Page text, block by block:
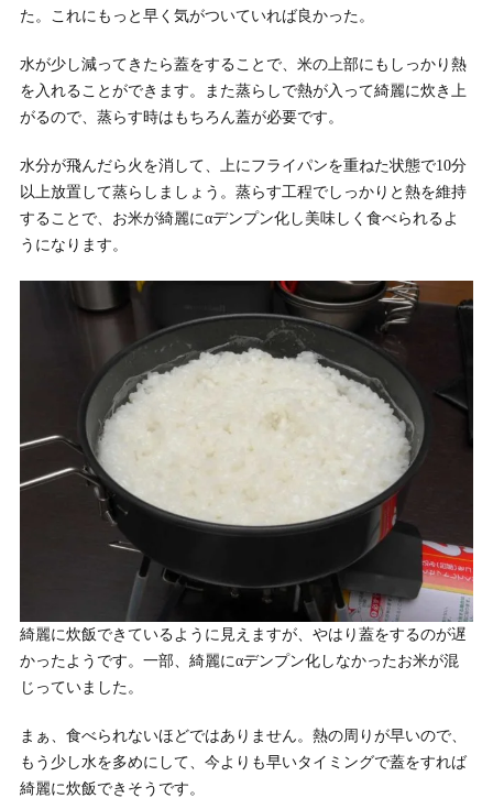
た。これにもっと早く気がついていれば良かった。
水が少し減ってきたら蓋をすることで、米の上部にもしっかり熱
を入れることができます。また蒸らしで熱が入って綺麗に炊き上
がるので、蒸らす時はもちろん蓋が必要です。
水分が飛んだら火を消して、上にフライパンを重ねた状態で10分
以上放置して蒸らしましょう。蒸らす工程でしっかりと熱を維持
することで、お米が綺麗にαデンプン化し美味しく食べられるよ
うになります。
綺麗に炊飯できているように見えますが、やはり蓋をするのが遅
かったようです。一部、綺麗にαデンプン化しなかったお米が混
じっていました。
まぁ、食べられないほどではありません。熱の周りが早いので、
もう少し水を多めにして、今よりも早いタイミングで蓋をすれば
綺麗に炊飯できそうです。